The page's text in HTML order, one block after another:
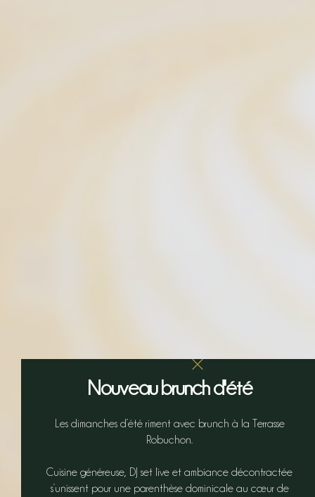
Nouveau brunch d'été
Les dimanches d’été riment avec brunch à la Terrasse
Robuchon.
Cuisine généreuse, DJ set live et ambiance décontractée
s’unissent pour une parenthèse dominicale au cœur de